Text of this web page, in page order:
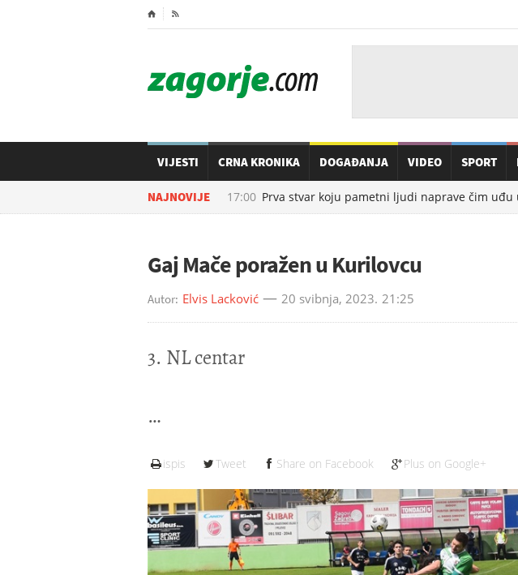
⌂ 
VIJESTI CRNA KRONIKA DOGAĐANJA VIDEO SPORT
NAJNOVIJE
06.08.2026. u 17:00 Prva stvar koju pametni ljudi naprave čim uđu u
Gaj Mače poražen u Kurilovcu
Autor: Elvis Lacković 20 svibnja, 2023. 21:25
3. NL centar
ispis Tweet Share on Facebook Plus on Google+